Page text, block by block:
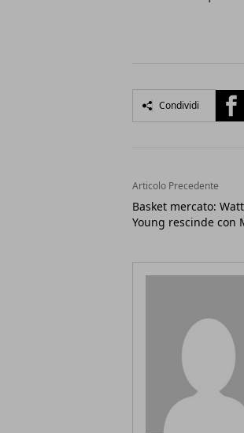
Condividi
Articolo Precedente
Basket mercato:
Young rescinde con